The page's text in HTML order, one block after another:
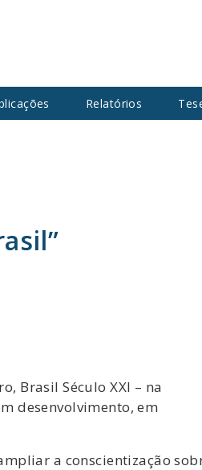
Relatórios
Brasil Século XXI – na
desenvolvimento, em
a conscientização